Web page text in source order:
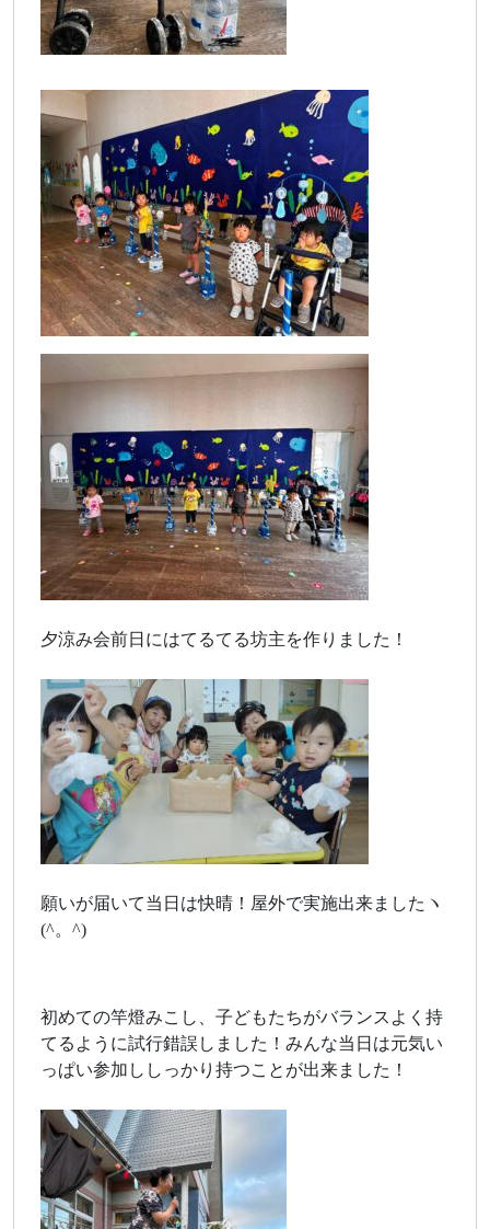
夕涼み会前日にはてるてる坊主を作りました！
願いが届いて当日は快晴！屋外で実施出来ましたヽ
(^。^)
初めての竿燈みこし、子どもたちがバランスよく持
てるように試行錯誤しました！みんな当日は元気い
っぱい参加ししっかり持つことが出来ました！